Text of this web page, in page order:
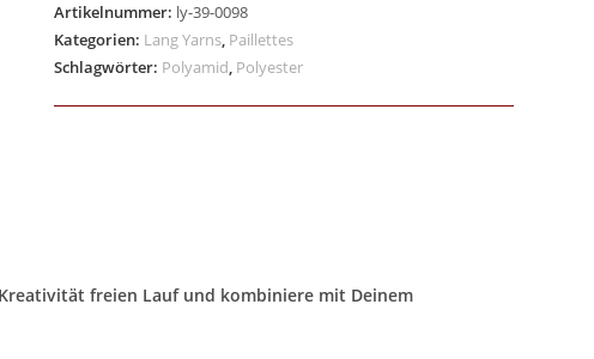
Artikelnummer: ly-39-0098
Kategorien: Lang Yarns, Paillettes
Schlagwörter: Polyamid, Polyester
freien Lauf und kombiniere mit Deinem